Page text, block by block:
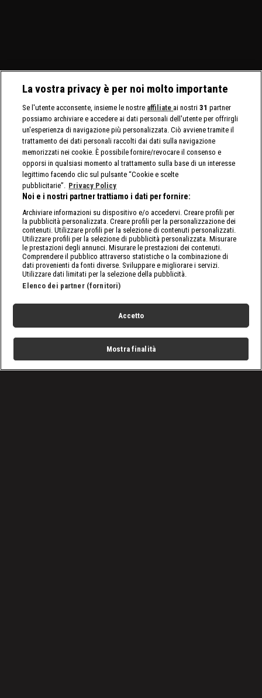
La vostra privacy è per noi molto importante
Se l'utente acconsente, insieme le nostre affiliate ai nostri31 partner
possiamo archiviare e accedere ai dati personali dell'utente per offrirgli
un'esperienza di navigazione più personalizzata. Ciò avviene tramite il
trattamento dei dati personali raccolti dai dati sulla navigazione
memorizzati nei cookie. È possibile fornire/revocare il consenso e
opporsi in qualsiasi momento al trattamento sulla base di un interesse
legittimo facendo clic sul pulsante “Cookie e scelte
pubblicitarie”. Privacy Policy
Noi e i nostri partner trattiamo i dati per fornire:
Archiviare informazioni su dispositivo e/o accedervi. Creare profili per
la pubblicità personalizzata. Creare profili per la personalizzazione dei
contenuti. Utilizzare profili per la selezione di contenuti personalizzati.
Utilizzare profili per la selezione di pubblicità personalizzata. Misurare
le prestazioni degli annunci. Misurare le prestazioni dei contenuti.
Comprendere il pubblico attraverso statistiche o la combinazione di
dati provenienti da fonti diverse. Sviluppare e migliorare i servizi.
Utilizzare dati limitati per la selezione della pubblicità.
Elenco dei partner (fornitori)
Accetto
Mostra finalità